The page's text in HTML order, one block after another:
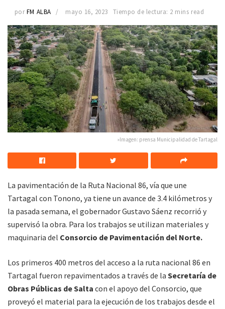
por FM ALBA mayo 16, 2023 Tiempo de lectura: 2 mins read
»Imagen: prensa Municipalidad de Tartagal
La pavimentación de la Ruta Nacional 86, vía que une
Tartagal con Tonono, ya tiene un avance de 3.4 kilómetros y
la pasada semana, el gobernador Gustavo Sáenz recorrió y
supervisó la obra. Para los trabajos se utilizan materiales y
maquinaria del Consorcio de Pavimentación del Norte.
Los primeros 400 metros del acceso a la ruta nacional 86 en
Tartagal fueron repavimentados a través de la Secretaría de
Obras Públicas de Salta con el apoyo del Consorcio, que
proveyó el material para la ejecución de los trabajos desde el